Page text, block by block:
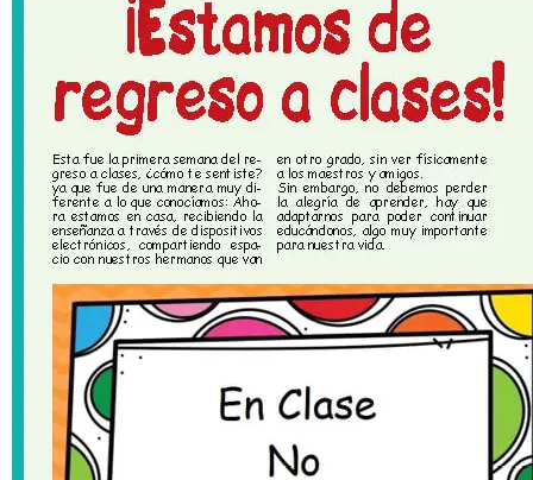
Salieron a la calle Para
difundir el amor de Dios
Festejaron por primera
vez Día del servidor